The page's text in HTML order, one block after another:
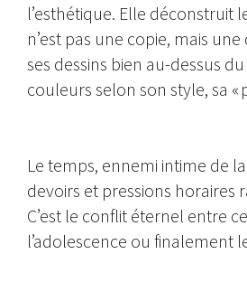
l’esthétique. Elle déconstruit
n’est pas une copie, mais
ses dessins bien au-dessus
couleurs selon son style, sa «
Le temps, ennemi intime de
devoirs et pressions horaires
C’est le conflit éternel entre
l’adolescence ou finalement